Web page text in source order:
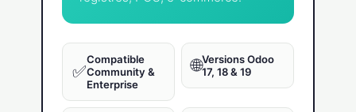
✅
Compatible
Community &
Enterprise
🌐Versions Odoo
17, 18 & 19